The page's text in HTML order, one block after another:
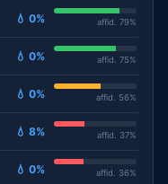
💧 0% affid. 79%
💧 0% affid. 75%
💧 0% affid. 56%
💧 8% affid. 37%
💧 0% affid. 36%